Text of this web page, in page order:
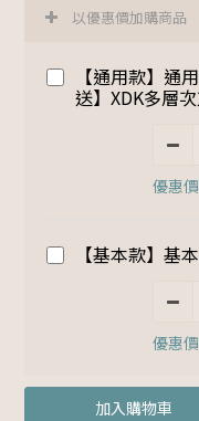
以優惠價加購商品
【通用款】通
送】XDK多層
優惠
【基本款】基
優惠
加入購物車